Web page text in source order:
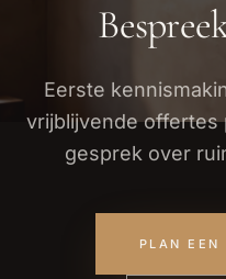
Eerste
vrijblijvende
gesprek over
PLAN EEN